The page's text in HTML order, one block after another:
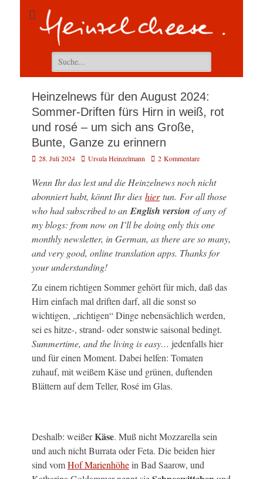
Suchen
nach:
Heinzelnews für den August 2024:
Sommer-Driften fürs Hirn in weiß, rot
und rosé – um sich ans Große,
Bunte, Ganze zu erinnern
Veröffentlicht
28. Juli 2024 AutorUrsula Heinzelmann 2 Kommentare
Wenn Ihr das lest und die Heinzelnews noch nicht
abonniert habt, könnt Ihr dies hiertun. For all those
who had subscribed to anEnglish version of any of
my blogs: from now on I’ll be doing only this one
monthly newsletter, in German, as there are so many,
and very good, online translation apps. Thanks for
your understanding!
Zu einem richtigen Sommer gehört für mich, daß das
Hirn einfach mal driften darf, all die sonst so
wichtigen, „richtigen“ Dinge nebensächlich werden,
sei es hitze-, strand- oder sonstwie saisonal bedingt.
Summertime, and the living is easy… jedenfalls hier
und für einen Moment. Dabei helfen: Tomaten
zuhauf, mit weißem Käse und grünen, duftenden
Blättern auf dem Teller, Rosé im Glas.
Deshalb: weißerKäse. Muß nicht Mozzarella sein
und auch nicht Burrata oder Feta. Die beiden hier
sind vomHof Marienhöhein Bad Saarow, und